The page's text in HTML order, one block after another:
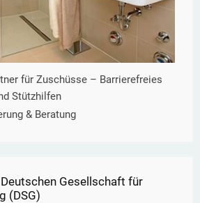
für Zuschüsse – Barrierefreies
Stützhilfen
& Beratung
Gesellschaft für
(DSG)